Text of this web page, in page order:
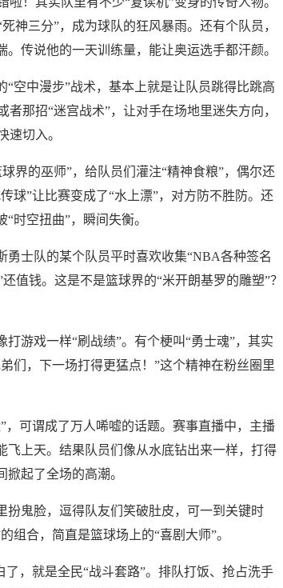
神三分”，成为球队的狂风暴雨。还有个队员，
传说他的一天训练量，能让奥运选手都汗颜。
空中漫步”战术，基本上就是让队员跳得比跳高
那招“迷宫战术”，让对手在场地里迷失方向，
速切入。
界的巫师”，给队员们灌注“精神食粮”，偶尔还
”让比赛变成了“水上漂”，对方防不胜防。还
时空扭曲”，瞬间失衡。
勇士队的某个队员平时喜欢收集“NBA各种签名
值钱。这是不是篮球界的“米开朗基罗的雕塑”？
游戏一样“刷战绩”。有个梗叫“勇士魂”，其实
们，下一场打得更猛点！”这个精神在粉丝圈里
，可谓成了万人唏嘘的话题。赛事直播中，主播
飞上天。结果队员们像从水底钻出来一样，打得
起了全场的高潮。
扮鬼脸，逗得队友们笑破肚皮，可一到关键时
组合，简直是篮球场上的“喜剧大师”。
，就是全民“战斗套路”。排队打饭、抢占洗手